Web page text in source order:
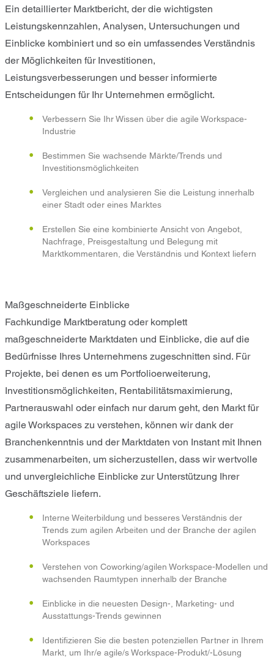
Ein detaillierter Marktbericht, der die wichtigsten
Leistungskennzahlen, Analysen, Untersuchungen und
Einblicke kombiniert und so ein umfassendes Verständnis
der Möglichkeiten für Investitionen,
Leistungsverbesserungen und besser informierte
Entscheidungen für Ihr Unternehmen ermöglicht.
Verbessern Sie Ihr Wissen über die agile Workspace-
Industrie
Bestimmen Sie wachsende Märkte/Trends und
Investitionsmöglichkeiten
Vergleichen und analysieren Sie die Leistung innerhalb
einer Stadt oder eines Marktes
Erstellen Sie eine kombinierte Ansicht von Angebot,
Nachfrage, Preisgestaltung und Belegung mit
Marktkommentaren, die Verständnis und Kontext liefern
Maßgeschneiderte Einblicke
Fachkundige Marktberatung oder komplett
maßgeschneiderte Marktdaten und Einblicke, die auf die
Bedürfnisse Ihres Unternehmens zugeschnitten sind. Für
Projekte, bei denen es um Portfolioerweiterung,
Investitionsmöglichkeiten, Rentabilitätsmaximierung,
Partnerauswahl oder einfach nur darum geht, den Markt für
agile Workspaces zu verstehen, können wir dank der
Branchenkenntnis und der Marktdaten von Instant mit Ihnen
zusammenarbeiten, um sicherzustellen, dass wir wertvolle
und unvergleichliche Einblicke zur Unterstützung Ihrer
Geschäftsziele liefern.
Interne Weiterbildung und besseres Verständnis der
Trends zum agilen Arbeiten und der Branche der agilen
Workspaces
Verstehen von Coworking/agilen Workspace-Modellen und
wachsenden Raumtypen innerhalb der Branche
Einblicke in die neuesten Design-, Marketing- und
Ausstattungs-Trends gewinnen
Identifizieren Sie die besten potenziellen Partner in Ihrem
Markt, um Ihr/e agile/s Workspace-Produkt/-Lösung